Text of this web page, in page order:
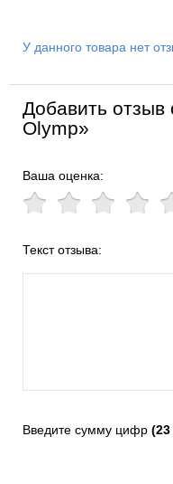
У данного товара нет
Добавить
Olymp»
Ваша оценка:
Текст отзыва:
Введите сумму цифр (23